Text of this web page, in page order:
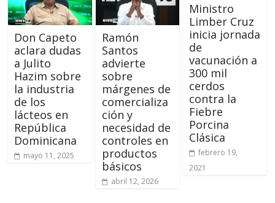
Don Capeto
aclara dudas
a Julito
Hazim sobre
la industria
de los
lácteos en
República
Dominicana
mayo 11, 2025
Ramón
Santos
advierte
sobre
márgenes de
comercializa
ción y
necesidad de
controles en
productos
básicos
abril 12, 2026
Ministro
Limber Cruz
inicia jornada
de
vacunación a
300 mil
cerdos
contra la
Fiebre
Porcina
Clásica
febrero 19,
2021